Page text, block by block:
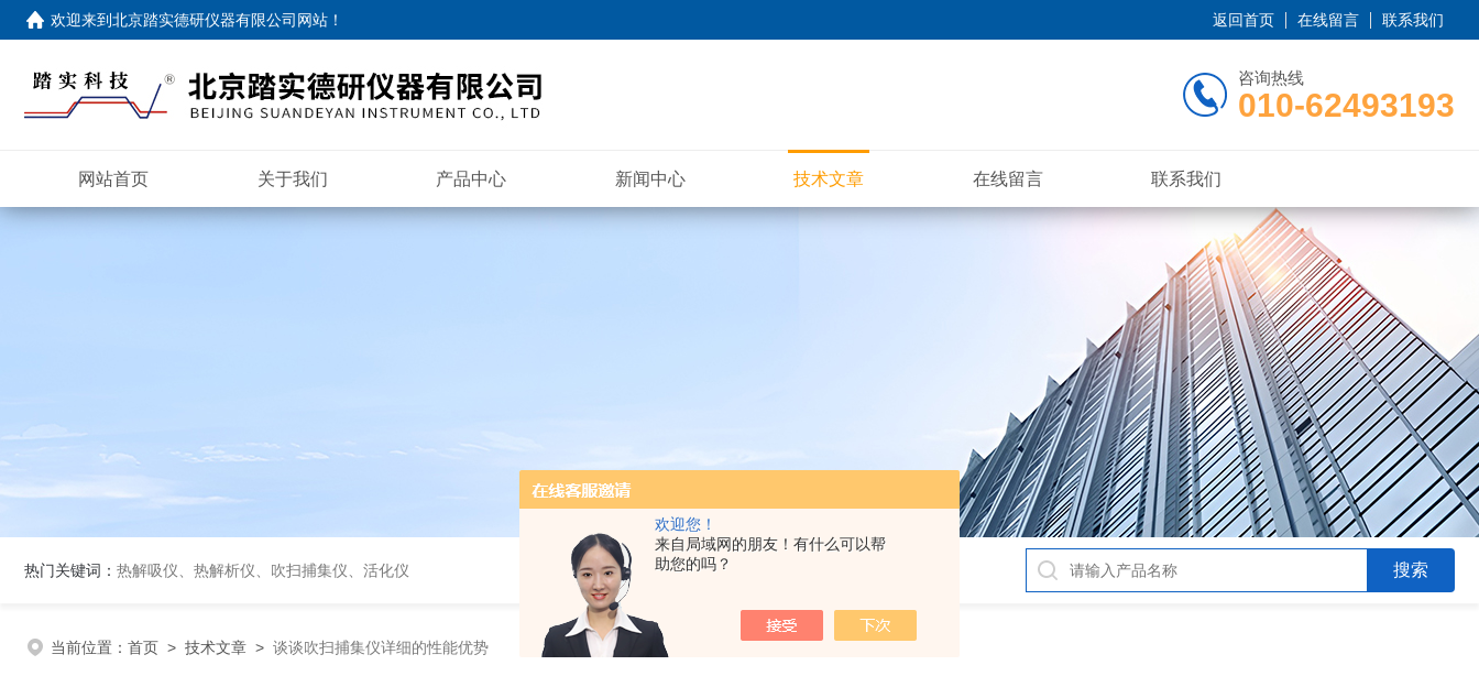
欢迎您！
来自局域网的朋友！有什么可以帮
助您的吗？
欢迎来到北京踏实德研仪器有限公司网站 ！ 返回首页 在线留言 联系我们
咨询热线
010-62493193
网站首页 关于我们 产品中心 新闻中心 技术文章 在线留言 联系我们
热门关键词： 热解吸仪、热解析仪、吹扫捕集仪、活化仪
当前位置： 首页 > 技术文章 > 谈谈吹扫捕集仪详细的性能优势